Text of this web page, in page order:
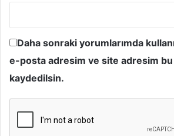
Daha sonraki yorumlarımda
e-posta adresim ve site adresim bu
kaydedilsin.